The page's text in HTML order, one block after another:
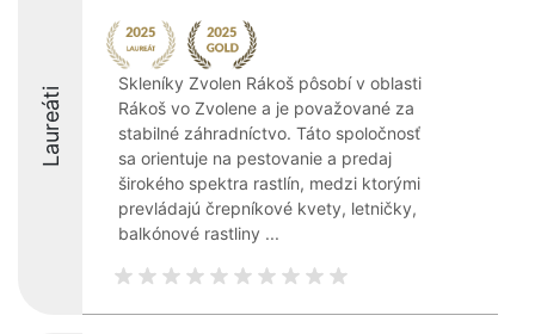
Laureáti
Skleníky Zvolen Rákoš pôsobí v oblasti
Rákoš vo Zvolene a je považované za
stabilné záhradníctvo. Táto spoločnosť
sa orientuje na pestovanie a predaj
širokého spektra rastlín, medzi ktorými
prevládajú črepníkové kvety, letničky,
balkónové rastliny ...